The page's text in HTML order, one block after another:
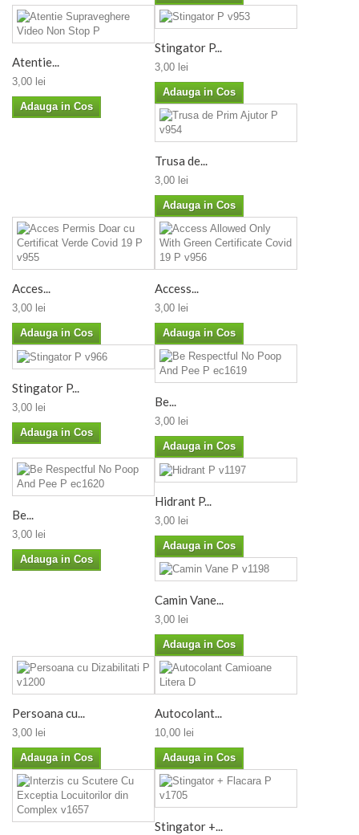
Atentie...
3,00 lei
Adauga in Cos
Stingator P...
3,00 lei
Adauga in Cos
Trusa de...
3,00 lei
Adauga in Cos
Acces...
3,00 lei
Adauga in Cos
Access...
3,00 lei
Adauga in Cos
Stingator P...
3,00 lei
Adauga in Cos
Be...
3,00 lei
Adauga in Cos
Be...
3,00 lei
Adauga in Cos
Hidrant P...
3,00 lei
Adauga in Cos
Camin Vane...
3,00 lei
Adauga in Cos
Persoana cu...
3,00 lei
Adauga in Cos
Autocolant...
10,00 lei
Adauga in Cos
Stingator +...